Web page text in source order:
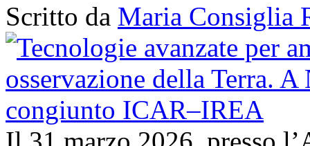
Scritto da Maria Consiglia